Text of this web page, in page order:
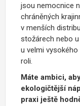
jsou nemocnice
chráněných
v menších
stožárech nebo
u velmi
roli.
Máte ambici,
ekologičtější
praxi ještě